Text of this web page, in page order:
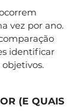
vez por ano.
identificar
(E QUAIS